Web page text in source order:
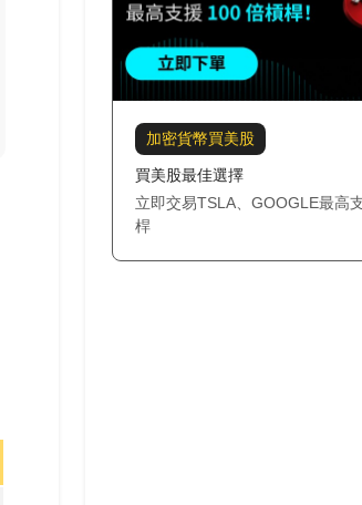
加密貨幣買美股
買美股最佳選擇
立即交易TSLA、GOOGLE最高
桿